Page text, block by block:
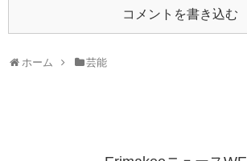
コメントを書き込む
ホーム 芸能